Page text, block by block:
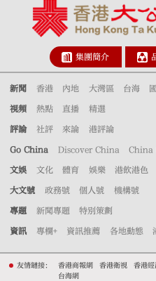
集團簡介
新聞 香港 內地 大灣區 台海
視頻 熱點 直播 精選
評論 社評 來論 港評論
Go China Discover China China
文娛 文化 體育 娛樂 港飲港色
大文號 政務號 個人號 機構號
專題 新聞專題 特別策劃
資訊 專欄+ 資訊推薦 各地動態
友情鏈接： 香港商報網 香港衛視 香港
台海網